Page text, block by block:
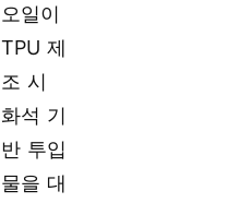
오일이
TPU 제
조 시
화석 기
반 투입
물을 대